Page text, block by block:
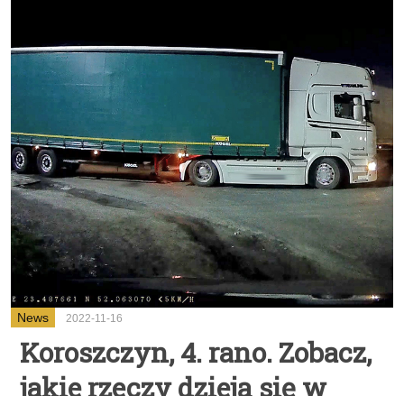
News 2022-11-16
Koroszczyn, 4. rano. Zobacz,
jakie rzeczy dzieją się w